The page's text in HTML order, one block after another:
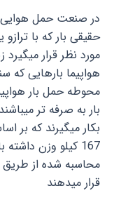
در صنعت حمل هوایی
حقیقی بار که با
مورد نظر قرار
هواپیما بارهایی
محوطه حمل بار
بار به صرفه تر
بکار میگیرند که بر
167 کیلو وزن
محاسبه شده از طریق
قرار میدهند